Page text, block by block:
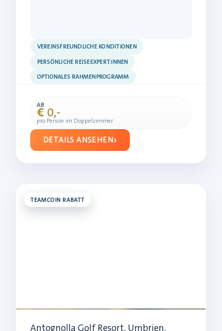
VEREINSFREUNDLICHE KONDITIONEN
PERSÖNLICHE REISEEXPERT:INNEN
OPTIONALES RAHMENPROGRAMM
AB
€ 0,-
pro Person im Doppelzimmer
DETAILS ANSEHEN
TEAMCOIN RABATT
Antognolla Golf Resort, Umbrien,